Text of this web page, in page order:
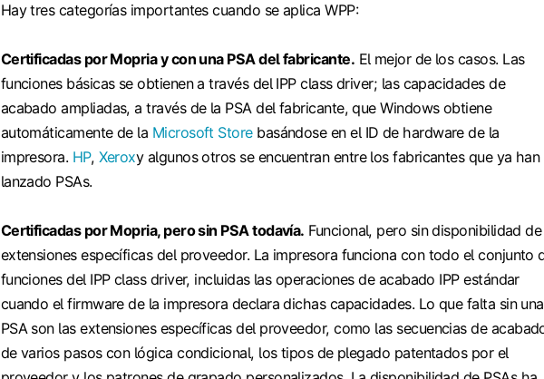
Hay tres categorías importantes cuando se aplica WPP:
Certificadas por Mopria y con una PSA del fabricante. El mejor de los casos. Las
funciones básicas se obtienen a través del IPP class driver; las capacidades de
acabado ampliadas, a través de la PSA del fabricante, que Windows obtiene
automáticamente de la Microsoft Storebasándose en el ID de hardware de la
impresora. HP, Xeroxy algunos otros se encuentran entre los fabricantes que ya han
lanzado PSAs.
Certificadas por Mopria, pero sin PSA todavía. Funcional, pero sin disponibilidad de
extensiones específicas del proveedor. La impresora funciona con todo el conjunto
funciones del IPP class driver, incluidas las operaciones de acabado IPP estándar
cuando el firmware de la impresora declara dichas capacidades. Lo que falta sin una
PSA son las extensiones específicas del proveedor, como las secuencias de
de varios pasos con lógica condicional, los tipos de plegado patentados por el